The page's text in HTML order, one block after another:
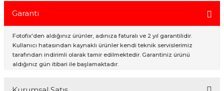
Garanti
Fotofix'den aldığınız ürünler, adınıza faturalı ve 2 yıl garantilidir.
Kullanıcı hatasından kaynaklı ürünler kendi teknik servislerimiz
tarafından indirimli olarak tamir edilmektedir. Garantiniz ürünü
aldığınız gün itibari ile başlamaktadır.